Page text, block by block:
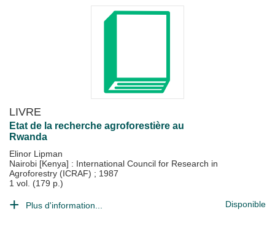
LIVRE
Etat de la recherche agroforestière au
Rwanda
Elinor Lipman
Nairobi [Kenya] : International Council for Research in
Agroforestry (ICRAF) ; 1987
1 vol. (179 p.)
Plus d'information... Disponible